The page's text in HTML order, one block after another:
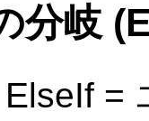
分岐
=